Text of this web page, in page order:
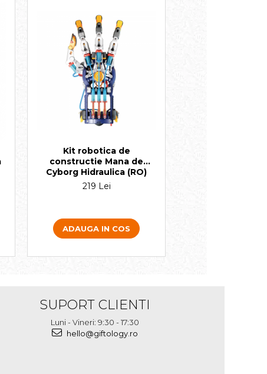
Kit robotica de
constructie Mana de
Cyborg Hidraulica (RO)
219 Lei
ADAUGA IN COS
SUPORT CLIENTI
Luni - Vineri: 9:30 - 17:30
hello@giftology.ro